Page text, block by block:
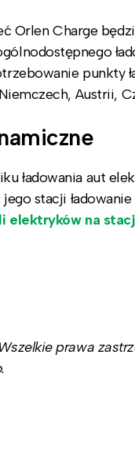
Charge
punkty
Austrii,
ładowania aut
stacji
elektryków na
prawa